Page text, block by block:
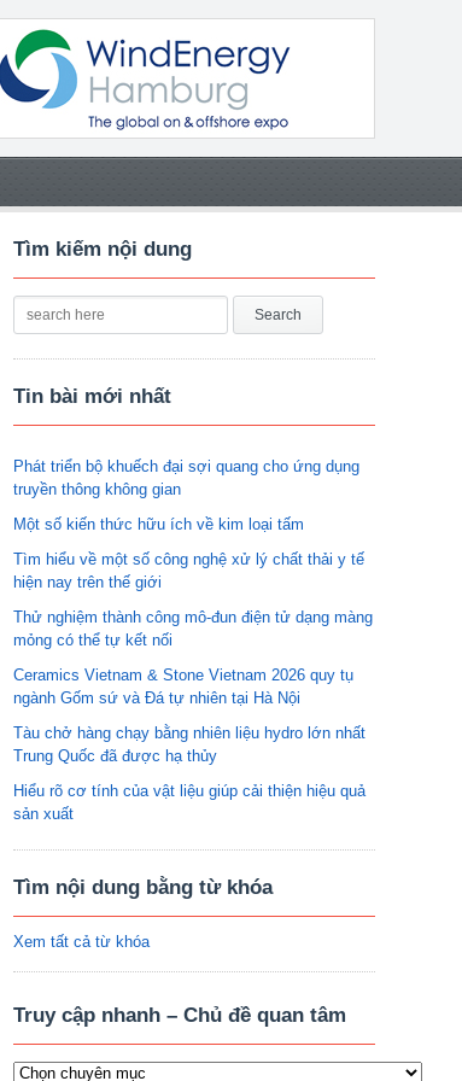
Tìm kiếm nội dung
Tin bài mới nhất
Phát triển bộ khuếch đại sợi quang cho ứng dụng
truyền thông không gian
Một số kiến thức hữu ích về kim loại tấm
Tìm hiểu về một số công nghệ xử lý chất thải y tế
hiện nay trên thế giới
Thử nghiệm thành công mô-đun điện tử dạng màng
mỏng có thể tự kết nối
Ceramics Vietnam & Stone Vietnam 2026 quy tụ
ngành Gốm sứ và Đá tự nhiên tại Hà Nội
Tàu chở hàng chạy bằng nhiên liệu hydro lớn nhất
Trung Quốc đã được hạ thủy
Hiểu rõ cơ tính của vật liệu giúp cải thiện hiệu quả
sản xuất
Tìm nội dung bằng từ khóa
Xem tất cả từ khóa
Truy cập nhanh – Chủ đề quan tâm